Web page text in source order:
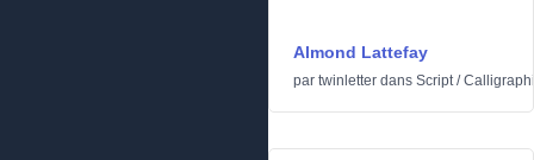
Almond Lattefay
par twinletter dans Script/